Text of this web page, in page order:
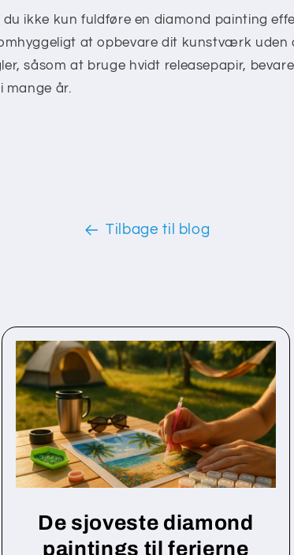
du ikke kun fuldføre en diamond painting
at opbevare dit kunstværk uden
såsom at bruge hvidt releasepapir,
mange år.
Tilbage til blog
De sjoveste diamond
paintings til ferierne